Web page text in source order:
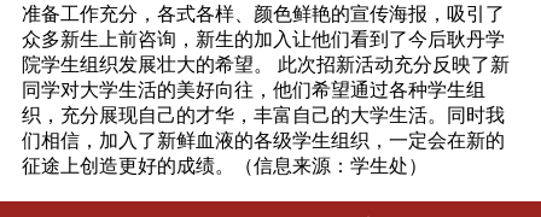
准备工作充分，各式各样、颜色鲜艳的宣传海报，吸引了
众多新生上前咨询，新生的加入让他们看到了今后耿丹学
院学生组织发展壮大的希望。
此次招新活动充分反映了新
同学对大学生活的美好向往，他们希望通过各种学生组
织，充分展现自己的才华，丰富自己的大学生活。同时我
们相信，加入了新鲜血液的各级学生组织，一定会在新的
征途上创造更好的成绩。（信息来源：学生处）